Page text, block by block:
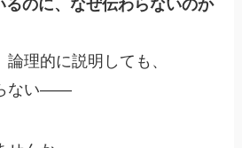
るのに、なぜ伝わらないのか
理的に説明しても、
ない――